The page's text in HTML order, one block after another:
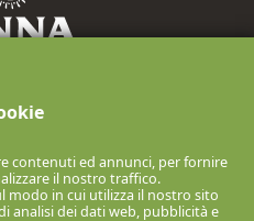
contenuti ed annunci, per fornire
il nostro traffico.
modo in cui utilizza il nostro sito
analisi dei dati web, pubblicità e
- Tel. 079.886009
(SS) ITALIA
Casearia S.p.A.